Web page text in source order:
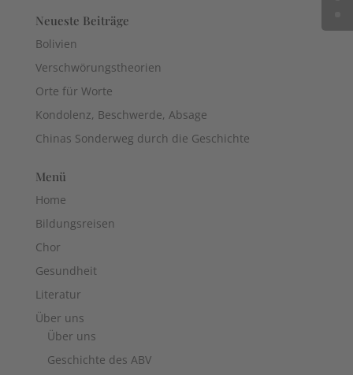
Neueste Beiträge
Bolivien
Verschwörungstheorien
Orte für Worte
Kondolenz, Beschwerde, Absage
Chinas Sonderweg durch die Geschichte
Menü
Home
Bildungsreisen
Chor
Gesundheit
Literatur
Über uns
Über uns
Geschichte des ABV